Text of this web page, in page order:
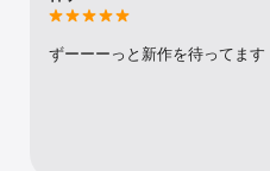
し、武具の良い追加効果を狙うの
戦闘に参加するキャラクターは
ずーーーっと新作を待ってます